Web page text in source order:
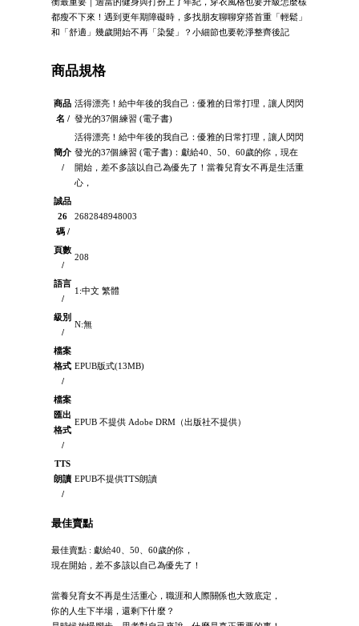
都瘦不下來！遇到更年期障礙時，多找朋友聊聊穿搭首重「輕鬆」
和「舒適」幾歲開始不再「染髮」？小細節也要乾淨整齊後記
商品規格
商品
名 /
活得漂亮！給中年後的我自己：優雅的日常打理，讓人閃閃
發光的37個練習 (電子書)
簡介
/
活得漂亮！給中年後的我自己：優雅的日常打理，讓人閃閃
發光的37個練習 (電子書)：獻給40、50、60歲的你，現在
開始，差不多該以自己為優先了！當養兒育女不再是生活重
心，
誠品
26
碼 /
2682848948003
頁數
/
208
語言
/
1:中文 繁體
級別
/
N:無
檔案
格式
/
EPUB版式(13MB)
檔案
匯出
格式
/
EPUB 不提供 Adobe DRM（出版社不提供）
TTS
朗讀
/
EPUB不提供TTS朗讀
最佳賣點
最佳賣點 : 獻給40、50、60歲的你，
現在開始，差不多該以自己為優先了！
當養兒育女不再是生活重心，職涯和人際關係也大致底定，
你的人生下半場，還剩下什麼？